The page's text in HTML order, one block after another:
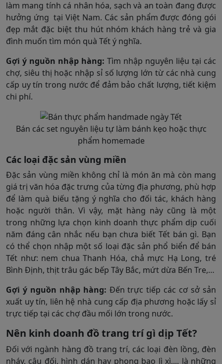
làm mang tính cá nhân hóa, sạch và an toàn đang được
hưởng ứng tại Việt Nam. Các sản phẩm được đóng gói
đẹp mắt đặc biệt thu hút nhóm khách hàng trẻ và gia
đình muốn tìm món quà Tết ý nghĩa.
Gợi ý nguồn nhập hàng: Tìm nhập nguyên liệu tại các
chợ, siêu thị hoặc nhập sỉ số lượng lớn từ các nhà cung
cấp uy tín trong nước để đảm bảo chất lượng, tiết kiệm
chi phí.
Bán các set nguyên liệu tự làm bánh kẹo hoặc thực
phẩm homemade
Các loại đặc sản vùng miền
Đặc sản vùng miền không chỉ là món ăn mà còn mang
giá trị văn hóa đặc trưng của từng địa phương, phù hợp
để làm quà biếu tặng ý nghĩa cho đối tác, khách hàng
hoặc người thân. Vì vậy, mặt hàng này cũng là một
trong những lựa chọn kinh doanh thực phẩm dịp cuối
năm đáng cân nhắc nếu bạn chưa biết Tết bán gì. Bạn
có thể chọn nhập một số loại đặc sản phổ biển để bán
Tết như: nem chua Thanh Hóa, chả mực Hạ Long, tré
Bình Định, thịt trâu gác bếp Tây Bắc, mứt dừa Bến Tre,…
Gợi ý nguồn nhập hàng: Đến trực tiếp các cơ sở sản
xuất uy tín, liên hệ nhà cung cấp địa phương hoặc lấy sỉ
trực tiếp tại các chợ đầu mối lớn trong nước.
Nên kinh doanh đồ trang trí gì dịp Tết?
Đối với ngành hàng đồ trang trí, các loại đèn lồng, đèn
nháy, câu đối, hình dán hay phong bao lì xì,... là những